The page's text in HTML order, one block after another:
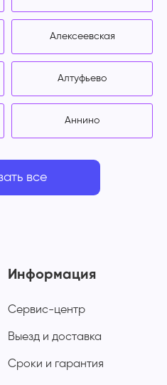
Алексеевская
Алтуфьево
Аннино
все
Информация
Сервис-центр
Выезд и доставка
Сроки и гарантия